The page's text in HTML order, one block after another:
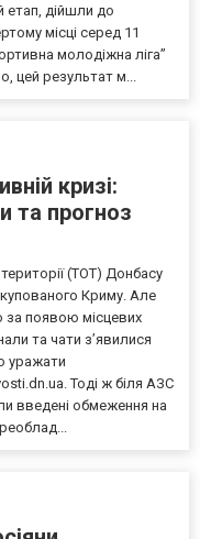
етап, дійшли до
місці серед 11
молодіжна ліга”
цей результат м...
кризі:
та прогноз
(ТОТ) Донбасу
Криму. Але
появою місцевих
та чати з’явилися
уражати
Тоді ж біля АЗС
введені обмеження на